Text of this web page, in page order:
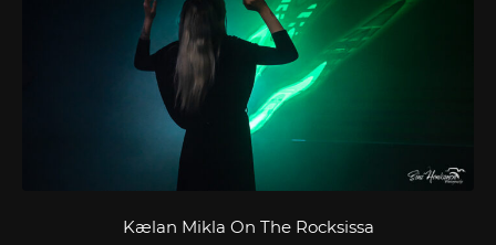
Kælan Mikla On The Rocksissa